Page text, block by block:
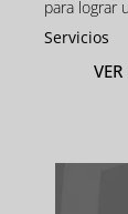
para lograr
Servicios